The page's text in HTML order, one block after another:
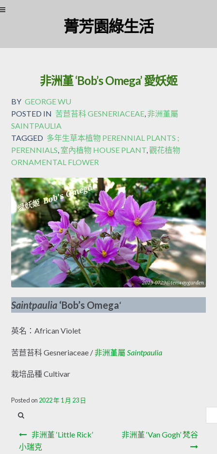
菁芳園綠生活
非洲堇 ‘Bob’s Omega’ 愛妖姬
BY GEORGE WU
POSTED IN 苦苣苔科 GESNERIACEAE, 非洲堇屬
SAINTPAULIA
TAGGED 多年生草本植物 PERENNIAL PLANTS ;
PERENNIALS, 室內植物 HOUSE PLANT,觀花植物
ORNAMENTAL FLOWER
Saintpaulia‘Bob’s Omega‘
英名：African Violet
苦苣苔科 Gesneriaceae / 非洲堇屬 Saintpaulia
栽培品種 Cultivar
Posted on 2022 年 1 月 23 日
文
章
非洲堇 ‘Little Rick’
小瑞克
非洲堇 ‘Van Gogh’ 梵谷
容